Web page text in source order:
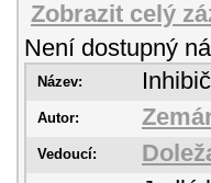
Zobrazit celý
Není dostupný
Název:
Autor:
Vedoucí: